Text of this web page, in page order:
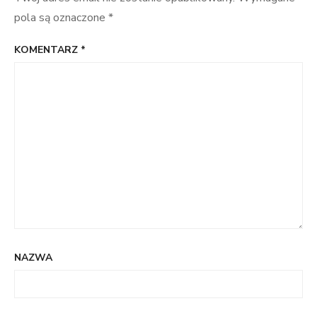
pola są oznaczone *
KOMENTARZ *
NAZWA